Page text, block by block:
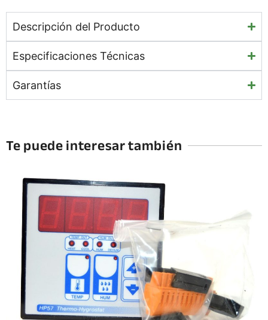
Descripción del Producto
Especificaciones Técnicas
Garantías
Te puede interesar también